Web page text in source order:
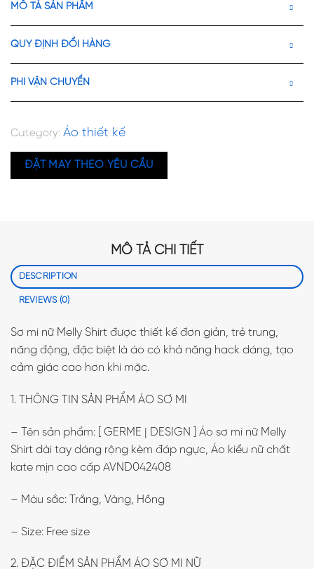
MÔ TẢ SẢN PHẨM
QUY ĐỊNH ĐỔI HÀNG
PHÍ VẬN CHUYỂN
Category: Áo thiết kế
ĐẶT MAY THEO YÊU CẦU
MÔ TẢ CHI TIẾT
DESCRIPTION
REVIEWS (0)
Sơ mi nữ Melly Shirt được thiết kế đơn giản, trẻ trung,
năng động, đặc biệt là áo có khả năng hack dáng, tạo
cảm giác cao hơn khi mặc.
1. THÔNG TIN SẢN PHẨM ÁO SƠ MI
– Tên sản phẩm: [ GERME | DESIGN ] Áo sơ mi nữ Melly
Shirt dài tay dáng rộng kèm đáp ngực, Áo kiểu nữ chất
kate mịn cao cấp AVND042408
– Màu sắc: Trắng, Vàng, Hồng
– Size: Free size
2. ĐẶC ĐIỂM SẢN PHẨM ÁO SƠ MI NỮ